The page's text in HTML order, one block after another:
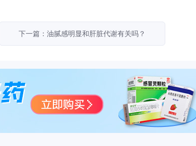
下一篇：油腻感明显和肝脏代谢有关吗？